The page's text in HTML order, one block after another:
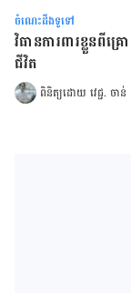
ចំណេះដឹងទូទៅ
វិធានការពារខ្លួនពីគ្
ជីវិត
ពិនិត្យដោយ វេជ្ជ. ច